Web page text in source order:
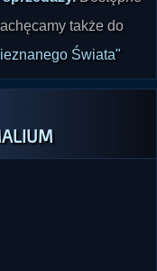
Świata"